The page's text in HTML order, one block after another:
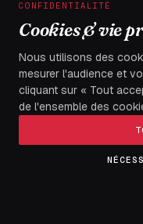
X / Twitter
FLAMBEAU DES
CONFIDENTIALITÉ
Cookies & vie
Nous utilisons des
mesurer l'audience et
cliquant sur « Tout
de l'ensemble des